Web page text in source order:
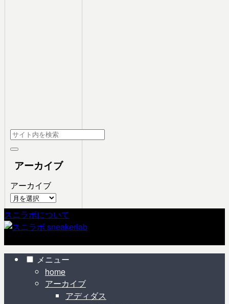
アーカイブ
アーカイブ
スニラボについて
メニュー
home
アーカイブ
アディダス